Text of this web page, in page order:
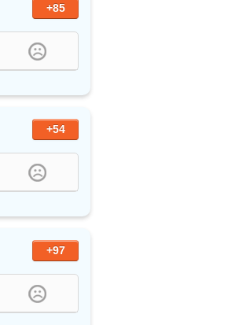
+85
+54
+97